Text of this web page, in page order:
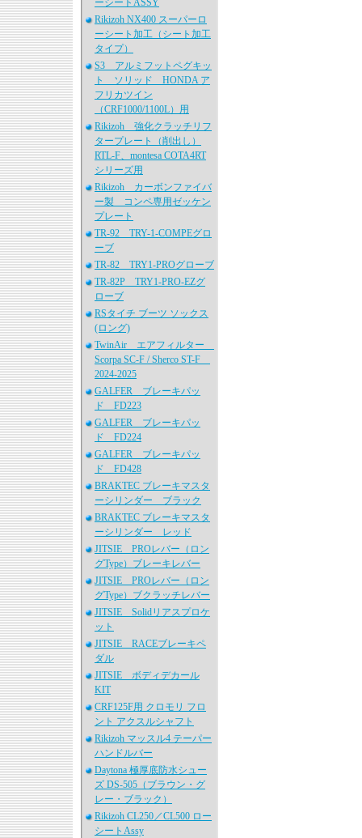
ーシートASSY
Rikizoh NX400 スーパーロ
ーシート加工（シート加工
タイプ）
S3 アルミフットペグキッ
ト ソリッド HONDA ア
フリカツイン
（CRF1000/1100L）用
Rikizoh 強化クラッチリフ
タープレート（削出し）
RTL-F、montesa COTA4RT
シリーズ用
Rikizoh カーボンファイバ
ー製 コンペ専用ゼッケン
プレート
TR-92 TRY-1-COMPEグロ
ーブ
TR-82 TRY1-PROグローブ
TR-82P TRY1-PRO-EZグ
ローブ
RSタイチ ブーツ ソックス
(ロング)
TwinAir エアフィルター
Scorpa SC-F / Sherco ST-F
2024-2025
GALFER ブレーキパッ
ド FD223
GALFER ブレーキパッ
ド FD224
GALFER ブレーキパッ
ド FD428
BRAKTEC ブレーキマスタ
ーシリンダー ブラック
BRAKTEC ブレーキマスタ
ーシリンダー レッド
JITSIE PROレバー（ロン
グType）ブレーキレバー
JITSIE PROレバー（ロン
グType）ブクラッチレバー
JITSIE Solidリアスプロケ
ット
JITSIE RACEブレーキペ
ダル
JITSIE ボディデカール
KIT
CRF125F用 クロモリ フロ
ント アクスルシャフト
Rikizoh マッスル4 テーパー
ハンドルバー
Daytona 極厚底防水シュー
ズ DS-505（ブラウン・グ
レー・ブラック）
Rikizoh CL250／CL500 ロー
シートAssy